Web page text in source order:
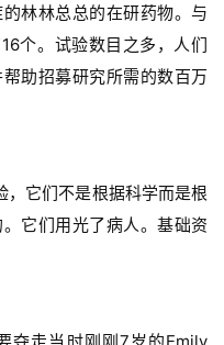
林林总总的在研药物。 与
个。 试验数目之多，人们
助招募研究所需的数百万
，它们不是根据科学而是根
它们用光了病人。基础资
夺走当时刚刚7岁的Emily